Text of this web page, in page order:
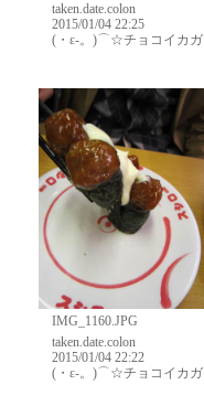
taken.date.colon
2015/01/04 22:25
(・ε-。)⌒☆チョコイカガ
IMG_1160.JPG
taken.date.colon
2015/01/04 22:22
(・ε-。)⌒☆チョコイカガ